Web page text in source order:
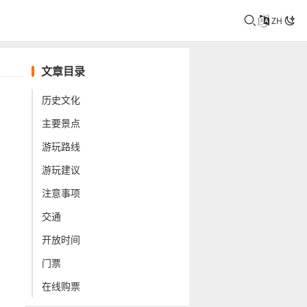
ZH
文章目录
历史文化
主要景点
游玩路线
游玩建议
注意事项
交通
开放时间
门票
在线购票